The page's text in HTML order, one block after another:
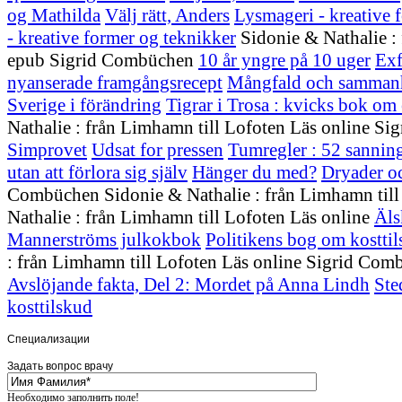
og Mathilda Välj rätt, Anders Lysmageri - kreative
- kreative former og teknikker Sidonie & Nathalie
epub Sigrid Combüchen 10 år yngre på 10 uger
nyanserade framgångsrecept Mångfald och
Sverige i förändring Tigrar i Trosa : kvicks bok om
Nathalie : från Limhamn till Lofoten Läs online
Simprovet Udsat for pressen Tumregler : 52
utan att förlora sig själv Hänger du med? Dryader
Combüchen Sidonie & Nathalie : från Limhamn
Nathalie : från Limhamn till Lofoten Läs online
Mannerströms julkokbok Politikens bog om
: från Limhamn till Lofoten Läs online Sigrid
Avslöjande fakta, Del 2: Mordet på Anna Lindh
kosttilskud
Специализации
Стоматология
Задать вопрос врачу
Необходимо заполнить поле!